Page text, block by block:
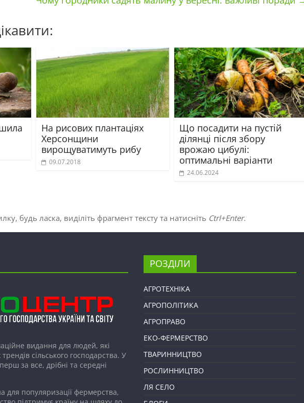
На рисових плантаціях
Херсонщини
вирощуватимуть рибу
09.07.2018
Що посадити на пустій
ділянці після збору
врожаю цибулі:
оптимальні варіанти
24.06.2024
будь ласка, виділіть фрагмент тексту та натисніть Ctrl+Enter.
видання для людей, які
сільського господарства. У
за все, дрібні та середні
для популяризації фермерства,
РОЗДІЛИ
АГРОТЕХНІКА
АГРОПОЛІТИКА
АГРОПРАВО
ЕКО-ФЕРМЕРСТВО
ТВАРИННИЦТВО
РОСЛИННИЦТВО
ЛЯ СЕЛО